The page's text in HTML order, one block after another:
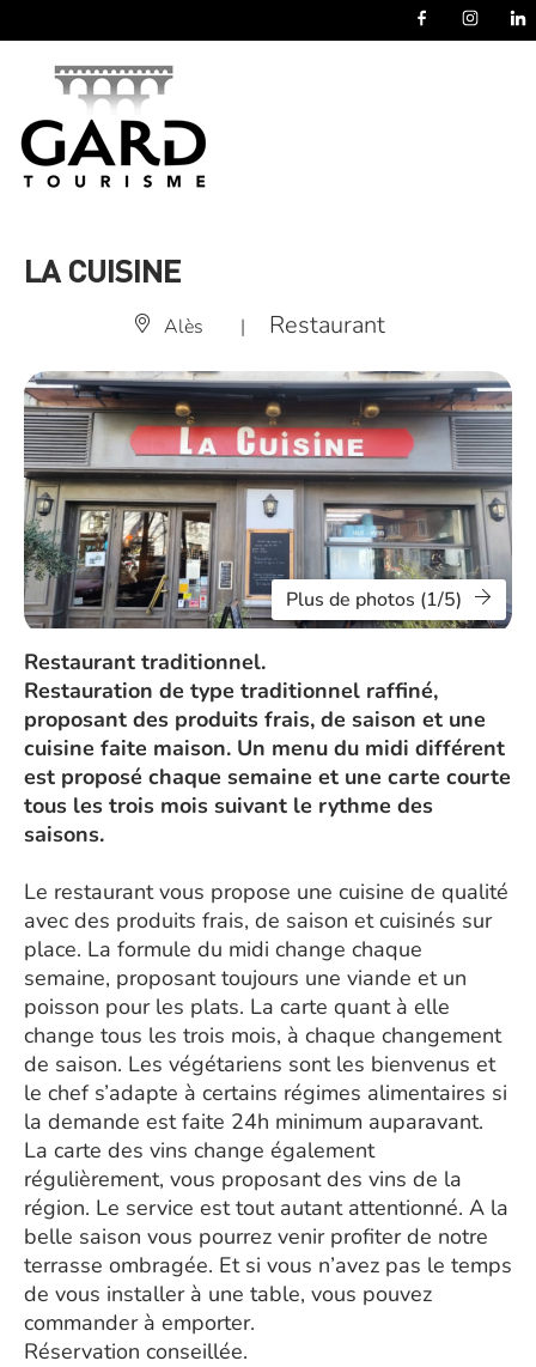
LA CUISINE
Alès | Restaurant
Plus de photos (1/5)
Restaurant traditionnel.
Restauration de type traditionnel raffiné,
proposant des produits frais, de saison et une
cuisine faite maison. Un menu du midi différent
est proposé chaque semaine et une carte courte
tous les trois mois suivant le rythme des
saisons.
Le restaurant vous propose une cuisine de qualité
avec des produits frais, de saison et cuisinés sur
place. La formule du midi change chaque
semaine, proposant toujours une viande et un
poisson pour les plats. La carte quant à elle
change tous les trois mois, à chaque changement
de saison. Les végétariens sont les bienvenus et
le chef s’adapte à certains régimes alimentaires si
la demande est faite 24h minimum auparavant.
La carte des vins change également
régulièrement, vous proposant des vins de la
région. Le service est tout autant attentionné. A la
belle saison vous pourrez venir profiter de notre
terrasse ombragée. Et si vous n’avez pas le temps
de vous installer à une table, vous pouvez
commander à emporter.
Réservation conseillée.